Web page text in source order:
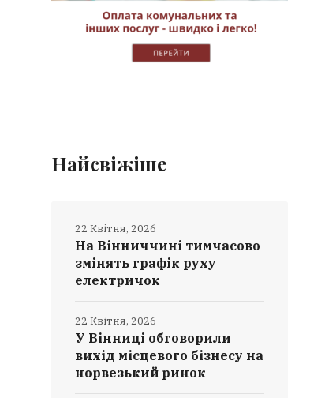
Найсвіжіше
На Вінниччині тимчасово
змінять графік руху
електричок
22 Квітня, 2026
У Вінниці обговорили
вихід місцевого бізнесу на
норвезький ринок
22 Квітня, 2026